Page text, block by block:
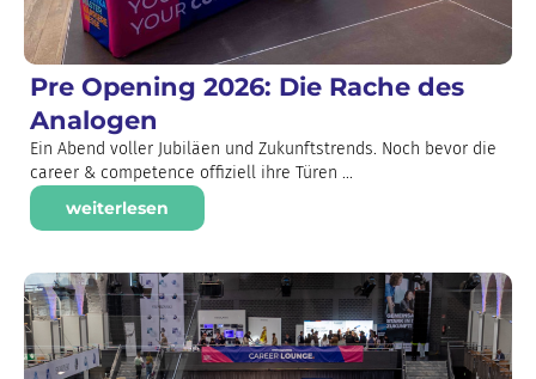
Pre Opening 2026: Die Rache des
Analogen
Ein Abend voller Jubiläen und Zukunftstrends. Noch bevor die
career & competence offiziell ihre Türen ...
weiterlesen